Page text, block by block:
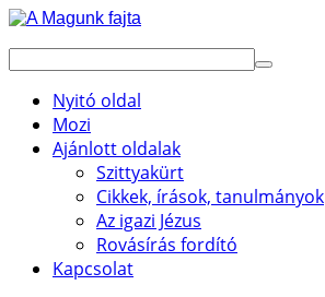
Nyitó oldal
Mozi
Ajánlott oldalak
Szittyakürt
Cikkek, írások, tanulmányok
Az igazi Jézus
Rovásírás fordító
Kapcsolat